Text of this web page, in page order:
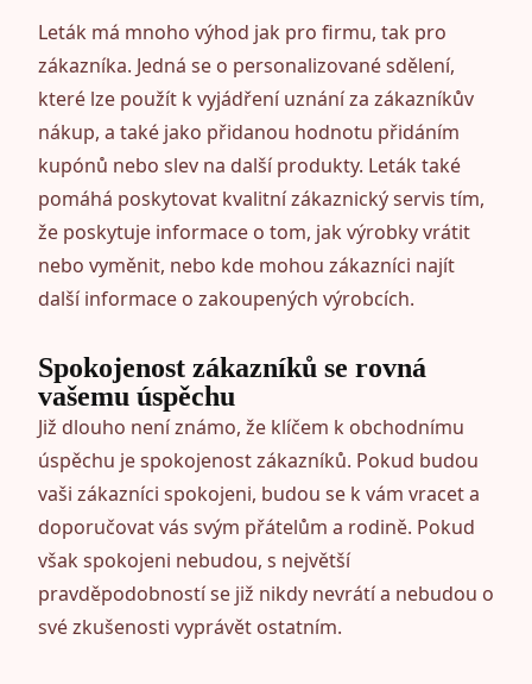
Leták má mnoho výhod jak pro firmu, tak pro
zákazníka. Jedná se o personalizované sdělení,
které lze použít k vyjádření uznání za zákazníkův
nákup, a také jako přidanou hodnotu přidáním
kupónů nebo slev na další produkty. Leták také
pomáhá poskytovat kvalitní zákaznický servis tím,
že poskytuje informace o tom, jak výrobky vrátit
nebo vyměnit, nebo kde mohou zákazníci najít
další informace o zakoupených výrobcích.
Spokojenost zákazníků se rovná
vašemu úspěchu
Již dlouho není známo, že klíčem k obchodnímu
úspěchu je spokojenost zákazníků. Pokud budou
vaši zákazníci spokojeni, budou se k vám vracet a
doporučovat vás svým přátelům a rodině. Pokud
však spokojeni nebudou, s největší
pravděpodobností se již nikdy nevrátí a nebudou o
své zkušenosti vyprávět ostatním.